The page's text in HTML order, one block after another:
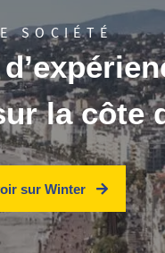
SOCIÉTÉ
la côte
sur Winter